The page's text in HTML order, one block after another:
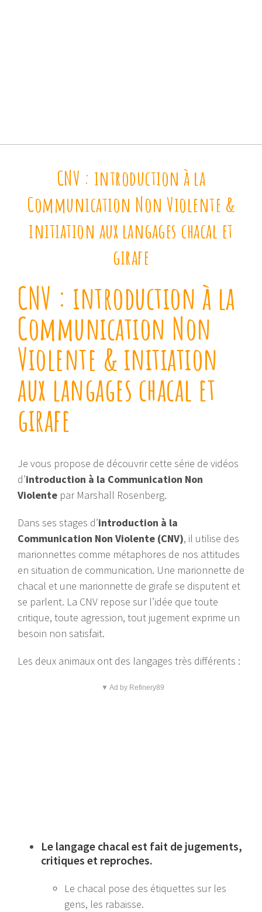
CNV : introduction à la
Communication Non Violente &
initiation aux langages chacal et
girafe
CNV : introduction à la
Communication Non
Violente & initiation
aux langages chacal et
girafe
Je vous propose de découvrir cette série de vidéos
d’introduction à la Communication Non
Violente par Marshall Rosenberg.
Dans ses stages d’introduction à la
Communication Non Violente (CNV), il utilise des
marionnettes comme métaphores de nos attitudes
en situation de communication. Une marionnette de
chacal et une marionnette de girafe se disputent et
se parlent. La CNV repose sur l’idée que toute
critique, toute agression, tout jugement exprime un
besoin non satisfait.
Les deux animaux ont des langages très différents :
▼ Ad by Refinery89
Le langage chacal est fait de jugements,
critiques et reproches.
Le chacal pose des étiquettes sur les
gens, les rabaisse.